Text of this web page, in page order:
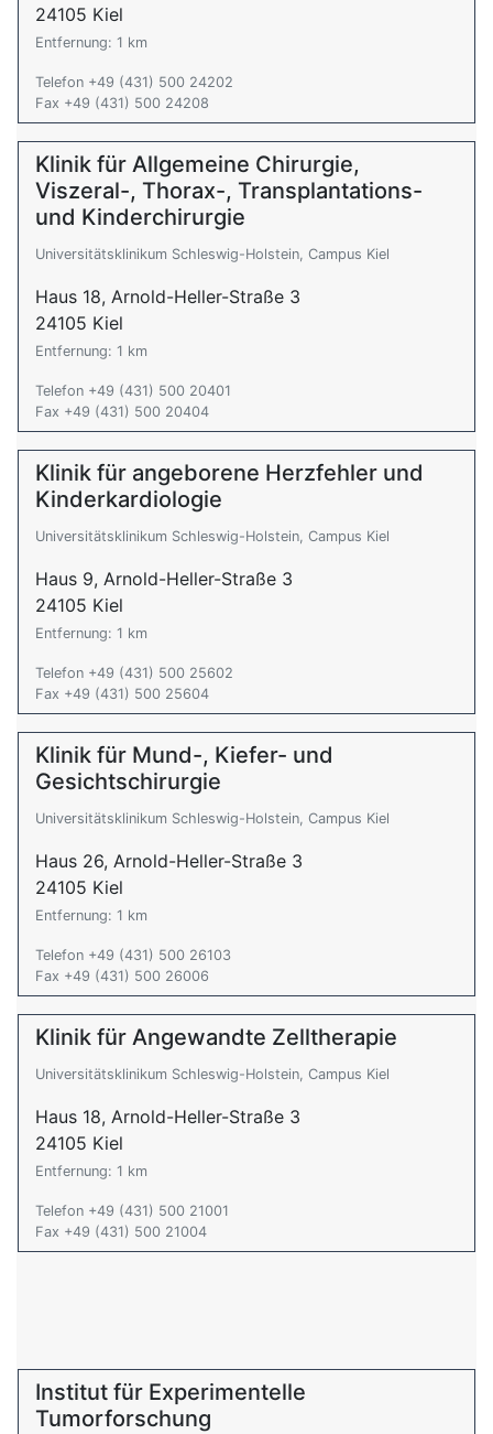
24105 Kiel
Entfernung: 1 km
Telefon +49 (431) 500 24202
Fax +49 (431) 500 24208
Klinik für Allgemeine Chirurgie,
Viszeral-, Thorax-, Transplantations-
und Kinderchirurgie
Universitätsklinikum Schleswig-Holstein, Campus Kiel
Haus 18, Arnold-Heller-Straße 3
24105 Kiel
Entfernung: 1 km
Telefon +49 (431) 500 20401
Fax +49 (431) 500 20404
Klinik für angeborene Herzfehler und
Kinderkardiologie
Universitätsklinikum Schleswig-Holstein, Campus Kiel
Haus 9, Arnold-Heller-Straße 3
24105 Kiel
Entfernung: 1 km
Telefon +49 (431) 500 25602
Fax +49 (431) 500 25604
Klinik für Mund-, Kiefer- und
Gesichtschirurgie
Universitätsklinikum Schleswig-Holstein, Campus Kiel
Haus 26, Arnold-Heller-Straße 3
24105 Kiel
Entfernung: 1 km
Telefon +49 (431) 500 26103
Fax +49 (431) 500 26006
Klinik für Angewandte Zelltherapie
Universitätsklinikum Schleswig-Holstein, Campus Kiel
Haus 18, Arnold-Heller-Straße 3
24105 Kiel
Entfernung: 1 km
Telefon +49 (431) 500 21001
Fax +49 (431) 500 21004
Institut für Experimentelle
Tumorforschung